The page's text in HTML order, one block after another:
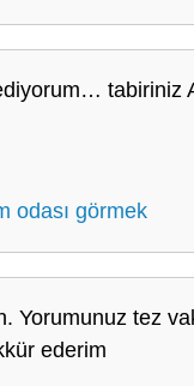
tabiriniz
odası görmek
Yorumunuz tez
ederim